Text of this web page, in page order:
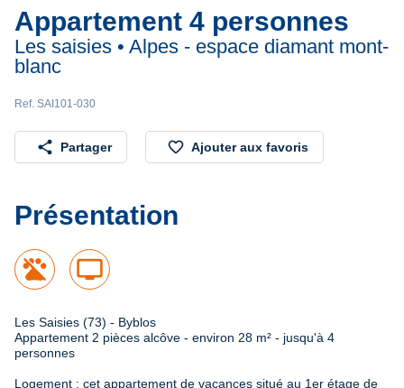
Appartement 4 personnes
Les saisies • Alpes - espace diamant mont-
blanc
Ref. SAI101-030
share Partager favorite_border Ajouter aux favoris
Présentation
tv
Les Saisies (73) - Byblos
Appartement 2 pièces alcôve - environ 28 m² - jusqu'à 4
personnes
Logement : cet appartement de vacances situé au 1er étage de